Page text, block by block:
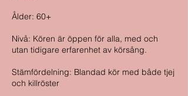
Ålder: 60+
Nivå: Kören är öppen för alla, med och
utan tidigare erfarenhet av körsång.
Stämfördelning: Blandad kör med både tjej
och killröster